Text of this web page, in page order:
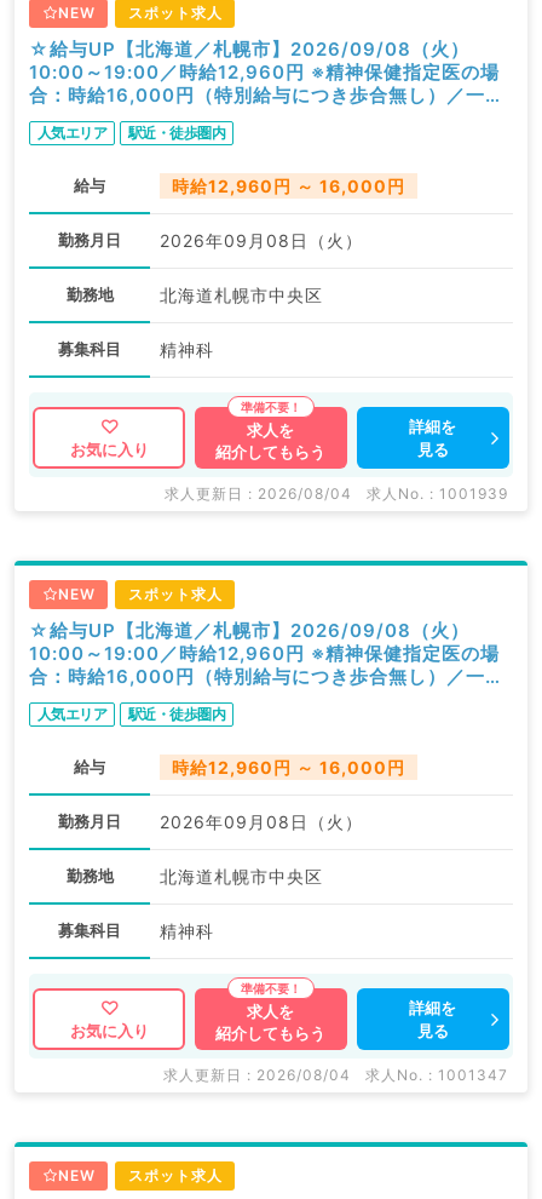
NEW スポット求人
☆給与UP【北海道／札幌市】2026/09/08（火）
10:00～19:00／時給12,960円 ※精神保健指定医の場
合：時給16,000円（特別給与につき歩合無し）／一般
外来／精神科
人気エリア 駅近・徒歩圏内
給与 時給12,960円 ～ 16,000円
勤務月日 2026年09月08日（火）
勤務地 北海道札幌市中央区
募集科目 精神科
お気に入り
求人を
紹介してもらう
詳細を
見る
求人更新日 : 2026/08/04 求人No. : 1001939
NEW スポット求人
☆給与UP【北海道／札幌市】2026/09/08（火）
10:00～19:00／時給12,960円 ※精神保健指定医の場
合：時給16,000円（特別給与につき歩合無し）／一般
外来／精神科
人気エリア 駅近・徒歩圏内
給与 時給12,960円 ～ 16,000円
勤務月日 2026年09月08日（火）
勤務地 北海道札幌市中央区
募集科目 精神科
お気に入り
求人を
紹介してもらう
詳細を
見る
求人更新日 : 2026/08/04 求人No. : 1001347
NEW スポット求人